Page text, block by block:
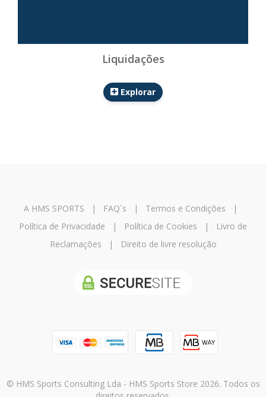
Liquidações
Explorar
A HMS SPORTS | FAQ´s | Termos e Condições |
Política de Privacidade | Política de Cookies |
Livro de
Reclamações | Direito de livre resolução
© HMS Sports Consulting Lda - HMS Sports Store 2026. Todos os